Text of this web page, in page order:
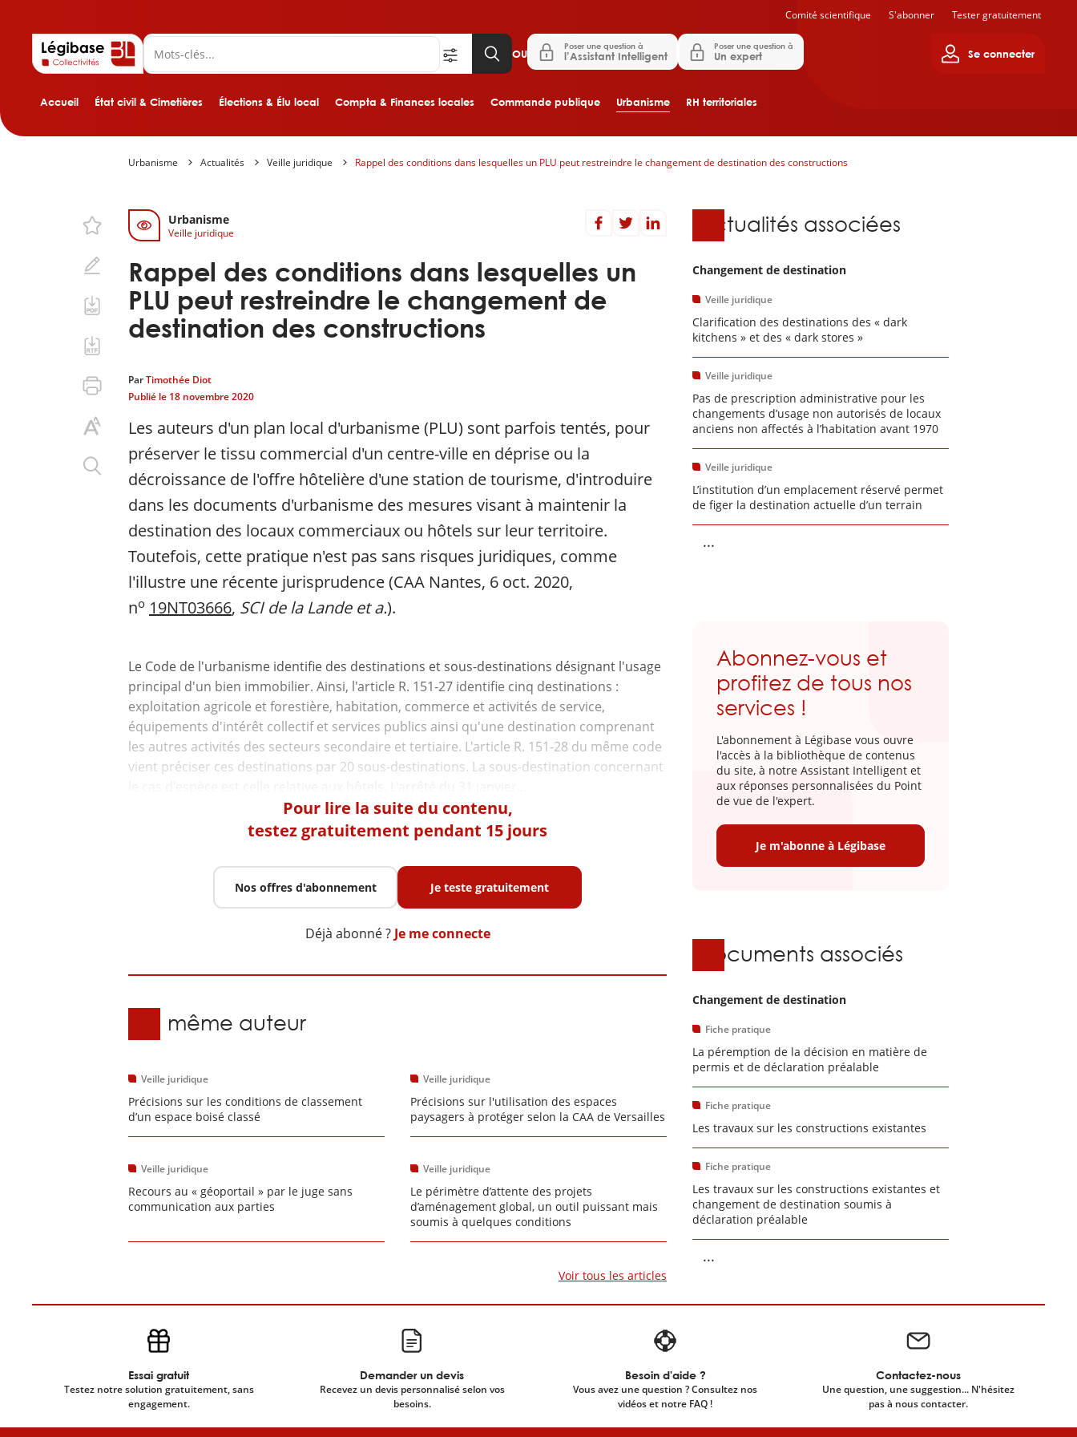
Aller au contenu principal
Accueil État civil & Cimetières Élections & Élu local Compta & Finances locales Commande publique Urbanisme RH territoriales
OU
Poser une question à
l’Assistant Intelligent
Poser une question à
Un expert Se connecter
Comité scientifique S'abonner Tester gratuitement
Urbanisme Actualités Veille juridique Rappel des conditions dans lesquelles un PLU peut restreindre le changement de destination des constructions
Urbanisme
Veille juridique
Rappel des conditions dans lesquelles un
PLU peut restreindre le changement de
destination des constructions
ParTimothée Diot
Publié le 18 novembre 2020
Les auteurs d'un plan local d'urbanisme (PLU) sont parfois tentés, pour
préserver le tissu commercial d'un centre-ville en déprise ou la
décroissance de l'offre hôtelière d'une station de tourisme, d'introduire
dans les documents d'urbanisme des mesures visant à maintenir la
destination des locaux commerciaux ou hôtels sur leur territoire.
Toutefois, cette pratique n'est pas sans risques juridiques, comme
l'illustre une récente jurisprudence (CAA Nantes, 6 oct. 2020,
no 19NT03666, SCI de la Lande et a.).
Le Code de l'urbanisme identifie des destinations et sous-destinations désignant l'usage
principal d'un bien immobilier. Ainsi, l'article R. 151-27 identifie cinq destinations :
exploitation agricole et forestière, habitation, commerce et activités de service,
équipements d'intérêt collectif et services publics ainsi qu'une destination comprenant
les autres activités des secteurs secondaire et tertiaire. L'article R. 151-28 du même code
vient préciser ces destinations par 20 sous-destinations. La sous-destination concernant
Pour lire la suite du contenu,
testez gratuitement pendant 15 jours
Nos offres d'abonnement Je teste gratuitement
Déjà abonné ? Je me connecte
Du même auteur
Veille juridique
Précisions sur les conditions de classement
d’un espace boisé classé
Veille juridique
Précisions sur l'utilisation des espaces
paysagers à protéger selon la CAA de Versailles
Veille juridique
Recours au « géoportail » par le juge sans
communication aux parties
Veille juridique
Le périmètre d’attente des projets
d’aménagement global, un outil puissant mais
soumis à quelques conditions
Voir tous les articles
Actualités associées
Changement de destination
Veille juridique
Clarification des destinations des « dark
kitchens » et des « dark stores »
Veille juridique
Pas de prescription administrative pour les
changements d’usage non autorisés de locaux
anciens non affectés à l’habitation avant 1970
Veille juridique
L’institution d’un emplacement réservé permet
de figer la destination actuelle d’un terrain
...
Abonnez-vous et
profitez de tous nos
services !
L'abonnement à Légibase vous ouvre
l'accès à la bibliothèque de contenus
du site, à notre Assistant Intelligent et
aux réponses personnalisées du Point
de vue de l'expert.
Je m'abonne à Légibase
Documents associés
Changement de destination
Fiche pratique
La péremption de la décision en matière de
permis et de déclaration préalable
Fiche pratique
Les travaux sur les constructions existantes
Fiche pratique
Les travaux sur les constructions existantes et
changement de destination soumis à
déclaration préalable
...
Essai gratuit
Testez notre solution gratuitement, sans
engagement.
Demander un devis
Recevez un devis personnalisé selon vos
besoins.
Besoin d'aide ?
Vous avez une question ? Consultez nos
vidéos et notre FAQ !
Contactez-nous
Une question, une suggestion... N'hésitez
pas à nous contacter.